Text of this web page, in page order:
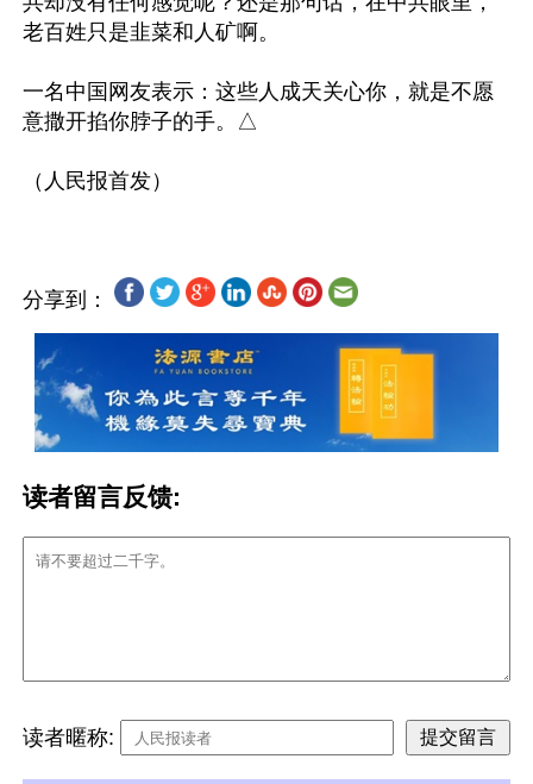
老百姓只是韭菜和人矿啊。
一名中国网友表示：这些人成天关心你，就是不愿
意撒开掐你脖子的手。△
分享到：
读者留言反馈:
读者暱称: